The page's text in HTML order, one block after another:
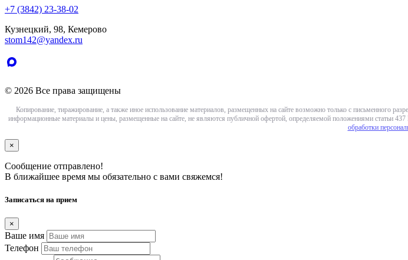
+7 (3842) 23-38-02
Кузнецкий, 98, Кемерово
stom142@yandex.ru
© 2026 Все права защищены
Копирование, тиражирование, а также иное использование материалов, размещенных на сайте возможно только с письменного
информационные материалы и цены, размещенные на сайте, не являются публичной офертой, определяемой положениями статьи
обработки
×
Сообщение отправлено!
В ближайшее время мы обязательно с вами свяжемся!
Записаться на прием
×
Ваше имя
Телефон